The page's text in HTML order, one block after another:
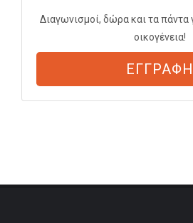
Διαγωνισμοί, δώρα και τα πάντα
οικογένεια!
ΕΓΓΡΑΦΗ